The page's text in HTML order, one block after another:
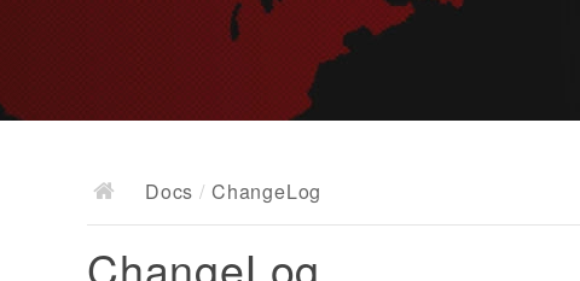
Docs / ChangeLog
ChangeLog